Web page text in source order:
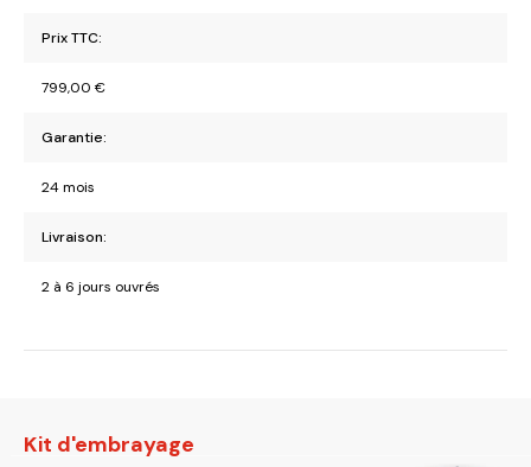
Prix TTC:
799,00 €
Garantie:
24 mois
Livraison:
2 à 6 jours ouvrés
Kit d'embrayage